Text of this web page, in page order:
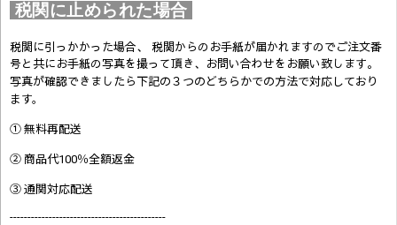
税関に止められた場合
税関に引っかかった場合、 税関からのお手紙が届かれますのでご注文番
号と共にお手紙の写真を撮って頂き、お問い合わせをお願い致します。
写真が確認できましたら 下記の３つのどちらかでの方法で対応しており
ます。
① 無料再配送
② 商品代100％全額返金
③ 通関対応配送
--------------------------------------------